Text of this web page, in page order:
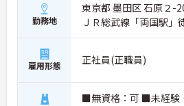
勤務地
東京都 墨田区 石原２-
ＪＲ総武線「両国駅」
雇用形態 正社員(正職員)
■無資格：可 ■未経験